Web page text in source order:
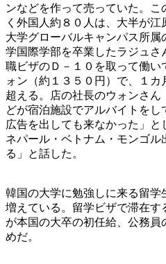
ンなどを作って売っていた。
く外国人約８０人は、大半が
大学グローバルキャンパス所
学国際学部を卒業したラジュ
職ビザのＤ－１０を取って働い
ォン（約１３５０円）で、１
超える。店の社長のウォンさ
どが宿泊施設でアルバイトをし
広告を出しても来なかった」
ネパール・ベトナム・モンゴ
る」と話した。
韓国の大学に勉強しに来る留
増えている。留学ビザで滞在す
が本国の大卒の初任給、公務
めだ。